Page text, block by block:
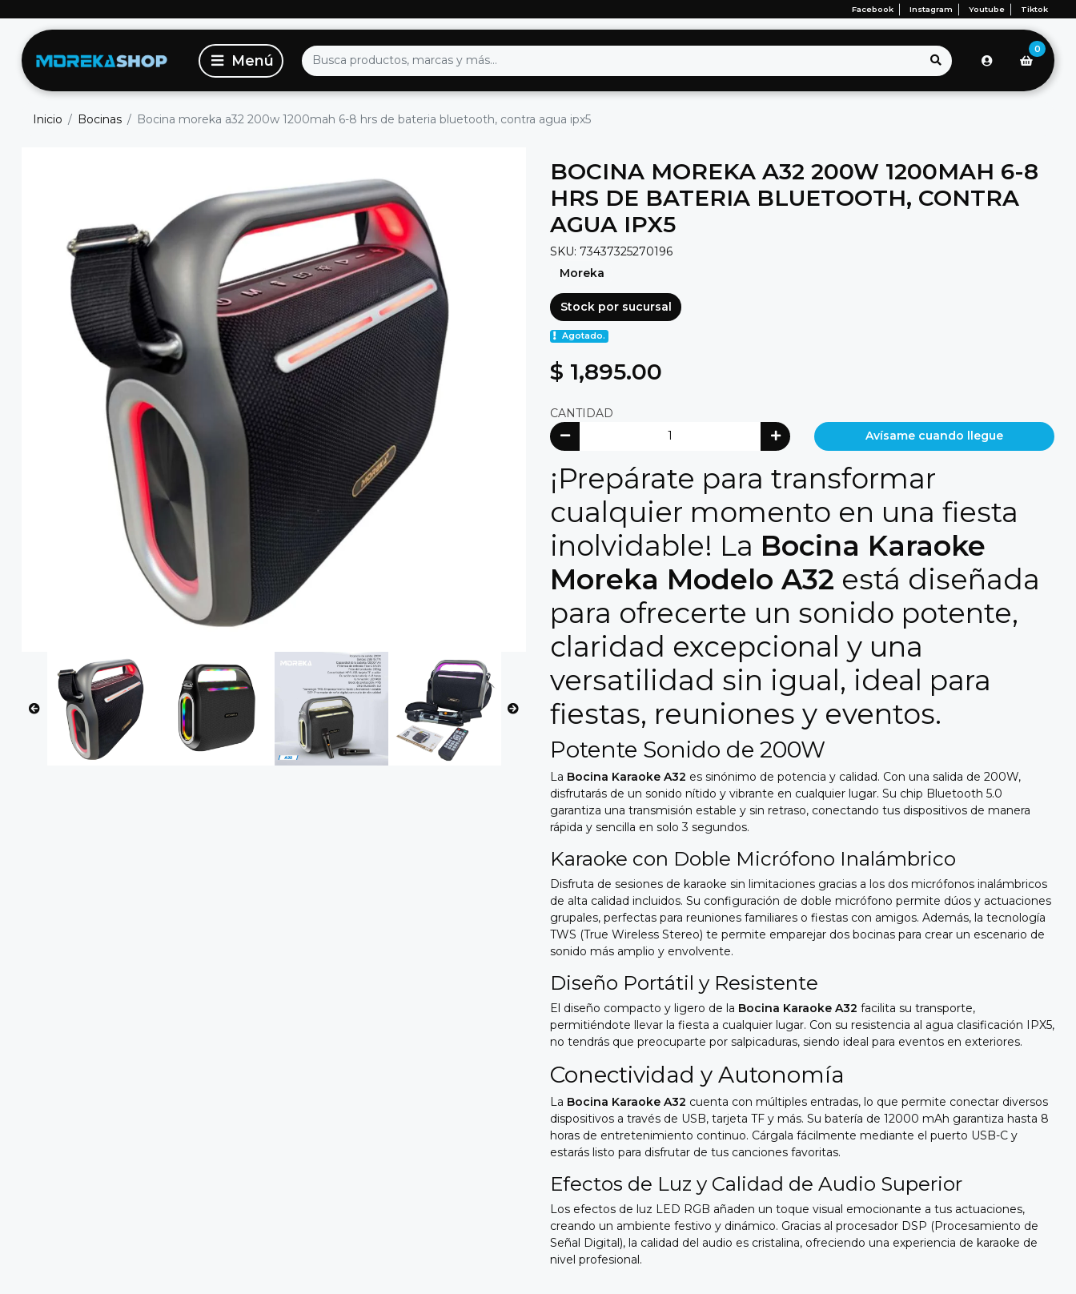
Facebook Instagram Youtube Tiktok
0
Inicio Bocinas Bocina moreka a32 200w 1200mah 6-8 hrs de bateria bluetooth, contra agua ipx5
BOCINA MOREKA A32 200W 1200MAH 6-8
HRS DE BATERIA BLUETOOTH, CONTRA
AGUA IPX5
SKU: 73437325270196
Moreka
Stock por sucursal
Agotado.
$ 1,895.00
CANTIDAD
Avísame cuando llegue
¡Prepárate para transformar
cualquier momento en una fiesta
inolvidable! La Bocina Karaoke
Moreka Modelo A32 está diseñada
para ofrecerte un sonido potente,
claridad excepcional y una
versatilidad sin igual, ideal para
fiestas, reuniones y eventos.
Potente Sonido de 200W
La Bocina Karaoke A32 es sinónimo de potencia y calidad. Con una salida de 200W,
disfrutarás de un sonido nítido y vibrante en cualquier lugar. Su chip Bluetooth 5.0
garantiza una transmisión estable y sin retraso, conectando tus dispositivos de manera
rápida y sencilla en solo 3 segundos.
Karaoke con Doble Micrófono Inalámbrico
Disfruta de sesiones de karaoke sin limitaciones gracias a los dos micrófonos inalámbricos
de alta calidad incluidos. Su configuración de doble micrófono permite dúos y actuaciones
grupales, perfectas para reuniones familiares o fiestas con amigos. Además, la tecnología
TWS (True Wireless Stereo) te permite emparejar dos bocinas para crear un escenario de
sonido más amplio y envolvente.
Diseño Portátil y Resistente
El diseño compacto y ligero de la Bocina Karaoke A32 facilita su transporte,
permitiéndote llevar la fiesta a cualquier lugar. Con su resistencia al agua clasificación IPX5,
no tendrás que preocuparte por salpicaduras, siendo ideal para eventos en exteriores.
Conectividad y Autonomía
La Bocina Karaoke A32 cuenta con múltiples entradas, lo que permite conectar diversos
dispositivos a través de USB, tarjeta TF y más. Su batería de 12000 mAh garantiza hasta 8
horas de entretenimiento continuo. Cárgala fácilmente mediante el puerto USB-C y
estarás listo para disfrutar de tus canciones favoritas.
Efectos de Luz y Calidad de Audio Superior
Los efectos de luz LED RGB añaden un toque visual emocionante a tus actuaciones,
creando un ambiente festivo y dinámico. Gracias al procesador DSP (Procesamiento de
Señal Digital), la calidad del audio es cristalina, ofreciendo una experiencia de karaoke de
nivel profesional.